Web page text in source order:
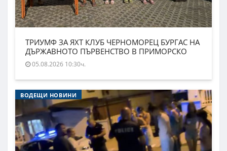
ТРИУМФ ЗА ЯХТ КЛУБ ЧЕРНОМОРЕЦ БУРГАС НА
ДЪРЖАВНОТО ПЪРВЕНСТВО В ПРИМОРСКО
05.08.2026 10:30ч.
ВОДЕЩИ НОВИНИ